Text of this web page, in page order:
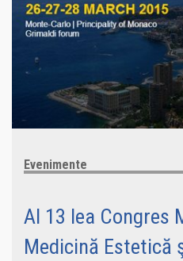
Evenimente
Al 13 lea Congres
Medicină Estetică